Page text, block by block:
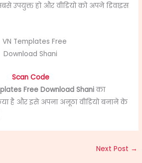
हो और वीडियो को अपने डिवाइस
Scan Code
Free Download Shaniका
है और इसे अपना अनूठा वीडियो बनाने के
Next Post →